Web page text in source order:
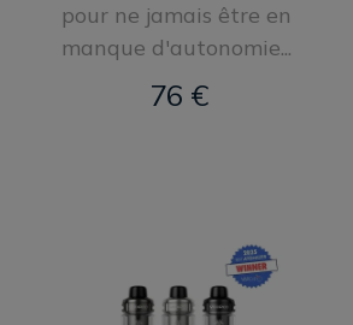
pour ne jamais être en
manque d'autonomie...
76 €